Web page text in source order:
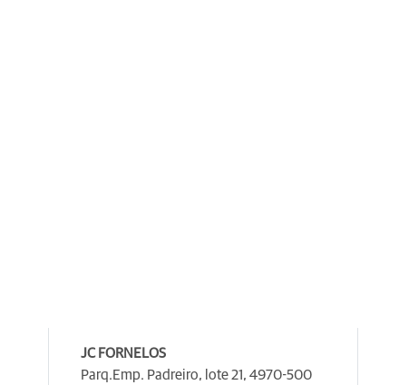
JC FORNELOS
Parq.Emp. Padreiro, lote 21, 4970-500